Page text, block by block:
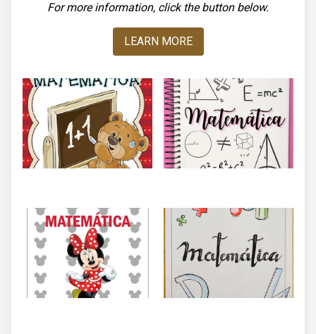
For more information, click the button below.
LEARN MORE